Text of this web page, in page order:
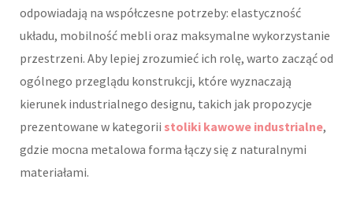
odpowiadają na współczesne potrzeby: elastyczność
układu, mobilność mebli oraz maksymalne wykorzystanie
przestrzeni. Aby lepiej zrozumieć ich rolę, warto zacząć od
ogólnego przeglądu konstrukcji, które wyznaczają
kierunek industrialnego designu, takich jak propozycje
prezentowane w kategorii stoliki kawowe industrialne,
gdzie mocna metalowa forma łączy się z naturalnymi
materiałami.